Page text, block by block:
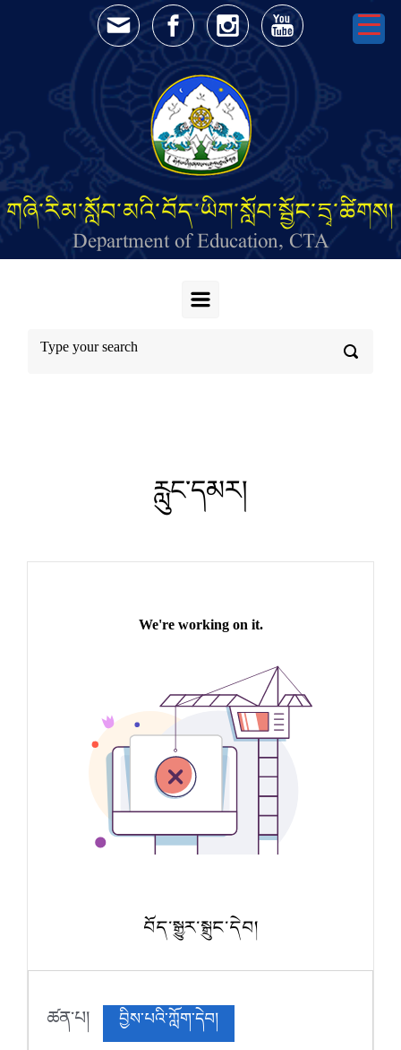
Skip to main content
གཞི་རིམ་སློབ་མའི་བོད་ཡིག་སློབ་སྦྱོང་དྲྭ་ཚིགས།
Department of Education, CTA
རླུང་དམར།
བོད་སྒྱུར་སྒྲུང་དེབ།
ཚན་པ།
བྱིས་པའི་ཀློག་དེབ།